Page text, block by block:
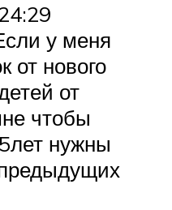
у меня
от нового
от
чтобы
нужны